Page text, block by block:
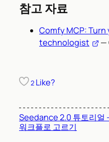
참고 자료
Comfy MCP:
technologist
—
2 Like?
Seedance 2.0 튜토리얼
워크플로 고르기